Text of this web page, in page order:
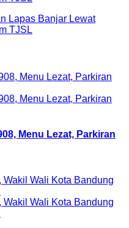
Lapas Banjar Lewat
TJSL
Menu Lezat, Parkiran